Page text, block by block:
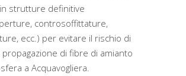
strutture definitive
controsoffittature,
ecc.) per evitare il rischio di
propagazione di fibre di amianto
a Acquavogliera.